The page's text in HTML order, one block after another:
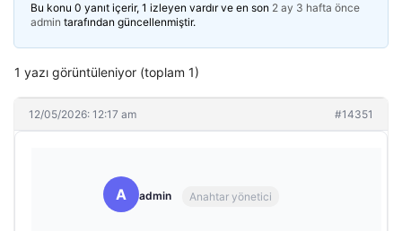
Bu konu 0 yanıt içerir, 1 izleyen vardır ve en son 2 ay 3 hafta önce
admin tarafından güncellenmiştir.
1 yazı görüntüleniyor (toplam 1)
12/05/2026: 12:17 am #14351
A admin Anahtar yönetici